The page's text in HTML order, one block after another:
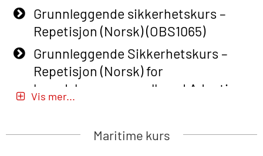
Grunnleggende sikkerhetskurs –
Repetisjon (Norsk) (OBS1065)
Grunnleggende Sikkerhetskurs –
Repetisjon (Norsk) for
beredskapspersonell med Adaptive
Basic Safety Training (English) – with
Vis mer...
Maritime kurs